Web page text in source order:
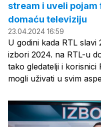
stream i uveli
domaću televiziju
23.04.2024 16:59
U godini kada RTL
izbori 2024. na RTL-u
tako gledatelji i
mogli uživati u svim